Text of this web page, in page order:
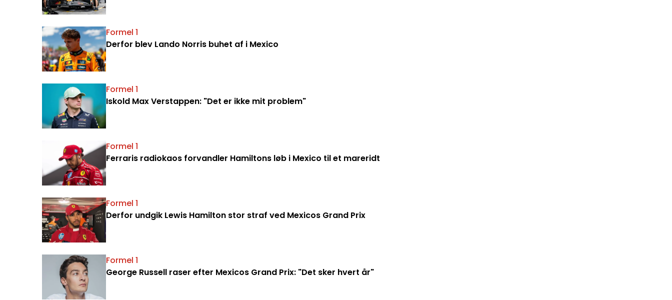
Formel 1
Derfor blev Lando Norris buhet af i Mexico
Formel 1
Iskold Max Verstappen: "Det er ikke mit problem"
Formel 1
Ferraris radiokaos forvandler Hamiltons løb i Mexico til et mareridt
Formel 1
Derfor undgik Lewis Hamilton stor straf ved Mexicos Grand Prix
Formel 1
George Russell raser efter Mexicos Grand Prix: "Det sker hvert år"